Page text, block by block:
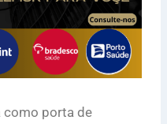
como porta de